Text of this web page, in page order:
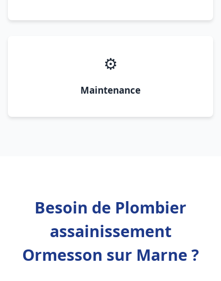
⚙️
Maintenance
Besoin de Plombier
assainissement
Ormesson sur Marne ?